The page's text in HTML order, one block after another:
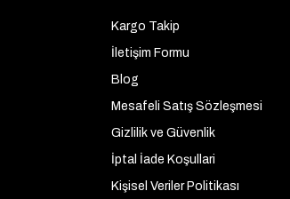
Kargo Takip
İletişim Formu
Blog
Mesafeli Satış Sözleşmesi
Gizlilik ve Güvenlik
İptal İade Koşullari
Kişisel Veriler Politikası